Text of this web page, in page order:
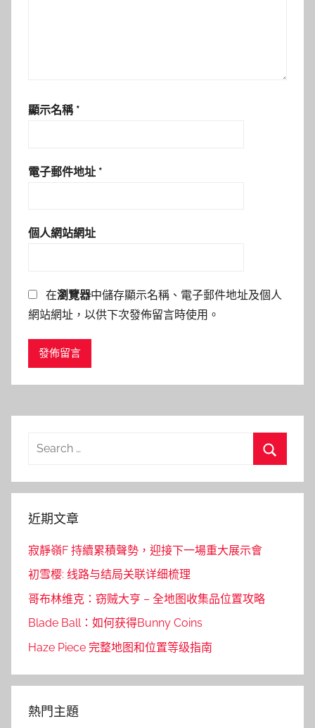
顯示名稱 *
電子郵件地址 *
個人網站網址
在瀏覽器中儲存顯示名稱、電子郵件地址及個人
網站網址，以供下次發佈留言時使用。
Search
近期文章
寂靜嶺F 持續累積聲勢，迎接下一場重大展示會
初雪樱: 线路与结局关联详细梳理
哥布林维克：窃贼大亨 – 全地图收集品位置攻略
Blade Ball：如何获得Bunny Coins
Haze Piece 完整地图和位置等级指南
熱門主題